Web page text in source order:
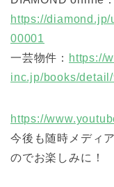
https://
00001
一芸物件： https://
inc.jp/books/
https://
今後も随時メディ
のでお楽しみに！